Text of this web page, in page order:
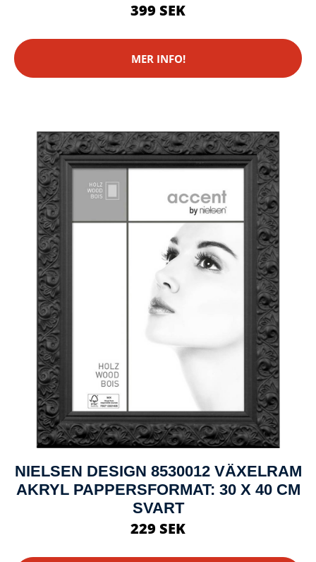
399 SEK
MER INFO!
NIELSEN DESIGN 8530012 VÄXELRAM
AKRYL PAPPERSFORMAT: 30 X 40 CM
SVART
229 SEK